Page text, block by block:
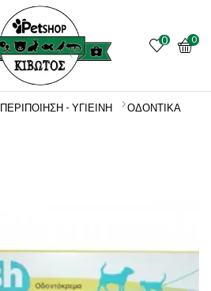
0 0
ΠΕΡΙΠΟΙΗΣΗ - ΥΓΙΕΙΝΗ ΟΔΟΝΤΙΚΑ